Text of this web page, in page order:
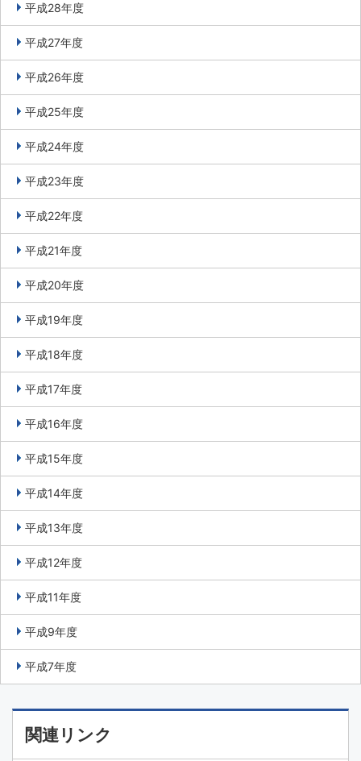
平成28年度
平成27年度
平成26年度
平成25年度
平成24年度
平成23年度
平成22年度
平成21年度
平成20年度
平成19年度
平成18年度
平成17年度
平成16年度
平成15年度
平成14年度
平成13年度
平成12年度
平成11年度
平成9年度
平成7年度
関連リンク